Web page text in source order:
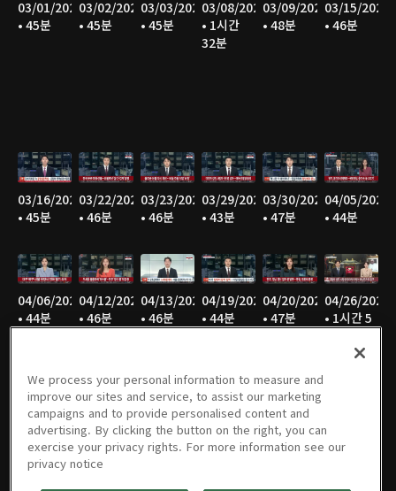
03/01/2025
• 45분
03/02/2025
• 45분
03/03/2025
• 45분
03/08/2025
• 1시간
32분
03/09/2025
• 48분
03/15/2025
• 46분
03/16/2025
• 45분
03/22/2025
• 46분
03/23/2025
• 46분
03/29/2025
• 43분
03/30/2025
• 47분
04/05/2025
• 44분
04/06/2025
• 44분
04/12/2025
• 46분
04/13/2025
• 46분
04/19/2025
• 44분
04/20/2025
• 47분
04/26/2025
• 1시간 5
04/27/2025
• 2시간
13분
05/03/2025
• 28분
05/04/2025
• 46분
05/05/2025
• 45분
05/06/2025
• 46분
• 1시간 1
분
We process your personal information to measure and
improve our sites and service, to assist our marketing
campaigns and to provide personalised content and
advertising. By clicking the button on the right, you can
exercise your privacy rights. For more information see our
privacy notice